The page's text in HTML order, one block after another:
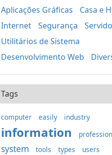
Aplicações Gráficas
Casa e
Internet
Segurança
Utilitários de Sistema
Desenvolvimento Web
Tags
computer easily industry
information
system
tools types users